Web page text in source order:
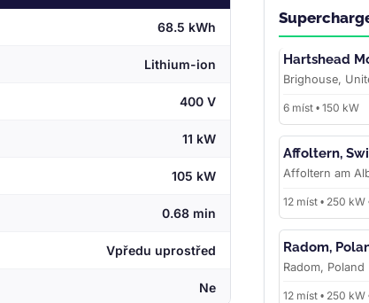
68.5 kWh
Lithium-ion
400 V
11 kW
105 kW
0.68 min
Vpředu uprostřed
Ne
Hartshead
Brighouse,
6 míst • 150 kW
Affoltern,
Affoltern am
12 míst • 250 kW
Radom,
Radom, Poland
12 míst • 250 kW